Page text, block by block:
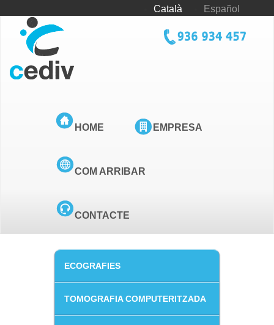
al
contingut
Català Español
tel_cediv.png
HOME EMPRESA
COM ARRIBAR
CONTACTE
ECOGRAFIES
TOMOGRAFIA COMPUTERITZADA